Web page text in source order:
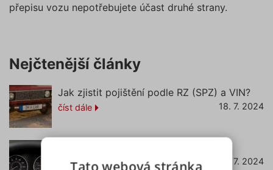
přepisu vozu nepotřebujete účast druhé strany.
Nejčtenější články
Jak zjistit pojištění podle RZ (SPZ) a VIN?
číst dále 18. 7. 2024
číst dále 22. 7. 2024
Tato webová stránka